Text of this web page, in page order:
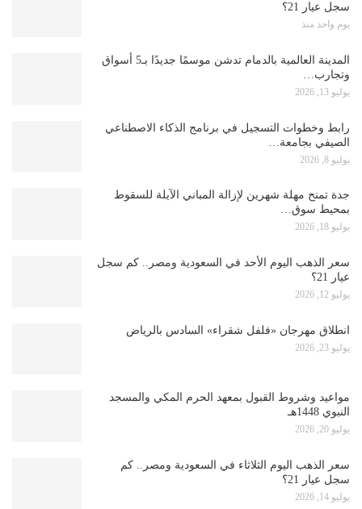
سجل عيار 21؟
يوم واحد منذ
المدينة العالمية بالدمام تدشن موسمًا جديدًا بـ5 أسواق
وتجارب…
يوليو 13, 2026
رابط وخطوات التسجيل في برنامج الذكاء الاصطناعي
الصيفي بجامعة…
يوليو 8, 2026
جدة تمنح مهلة شهرين لإزالة المباني الآيلة للسقوط
بمحيط سوق…
يوليو 18, 2026
سعر الذهب اليوم الأحد في السعودية ومصر.. كم سجل
عيار 21؟
يوليو 12, 2026
انطلاق مهرجان «فلفل شقراء» السادس بالرياض
يوليو 23, 2026
مواعيد وشروط القبول بمعهد الحرم المكي والمسجد
النبوي 1448هـ
يوليو 20, 2026
سعر الذهب اليوم الثلاثاء في السعودية ومصر.. كم
سجل عيار 21؟
يوليو 14, 2026